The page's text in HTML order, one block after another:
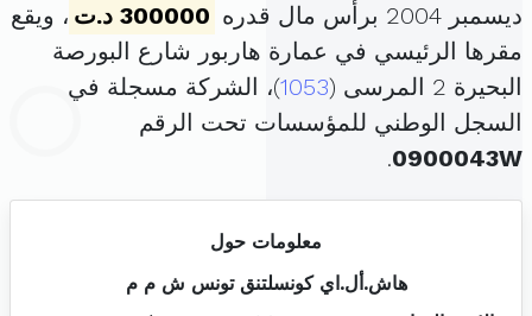
ديسمبر 2004 برأس مال قدره
300000 د.ت
، ويقع
مقرها الرئيسي في عمارة هاربور شارع البورصة
البحيرة 2 المرسى (
1053)، الشركة مسجلة في
السجل الوطني للمؤسسات تحت الرقم
0900043W
.
معلومات حول
هاش.أل.اي كونسلتنق تونس ش م م